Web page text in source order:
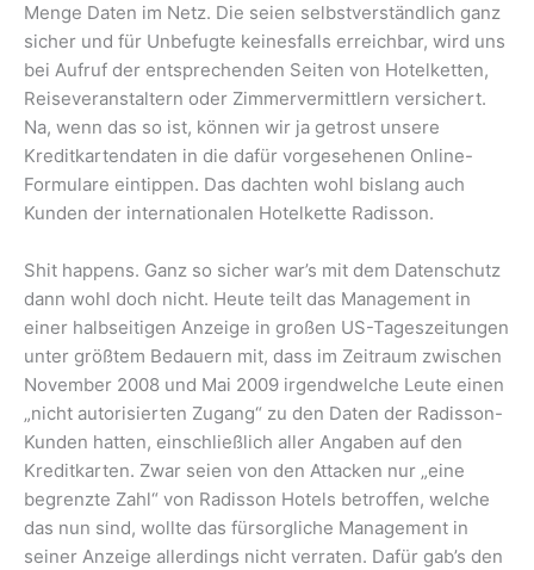
Menge Daten im Netz. Die seien selbstverständlich ganz
sicher und für Unbefugte keinesfalls erreichbar, wird uns
bei Aufruf der entsprechenden Seiten von Hotelketten,
Reiseveranstaltern oder Zimmervermittlern versichert.
Na, wenn das so ist, können wir ja getrost unsere
Kreditkartendaten in die dafür vorgesehenen Online-
Formulare eintippen. Das dachten wohl bislang auch
Kunden der internationalen Hotelkette Radisson.
Shit happens. Ganz so sicher war’s mit dem Datenschutz
dann wohl doch nicht. Heute teilt das Management in
einer halbseitigen Anzeige in großen US-Tageszeitungen
unter größtem Bedauern mit, dass im Zeitraum zwischen
November 2008 und Mai 2009 irgendwelche Leute einen
„nicht autorisierten Zugang“ zu den Daten der Radisson-
Kunden hatten, einschließlich aller Angaben auf den
Kreditkarten. Zwar seien von den Attacken nur „eine
begrenzte Zahl“ von Radisson Hotels betroffen, welche
das nun sind, wollte das fürsorgliche Management in
seiner Anzeige allerdings nicht verraten. Dafür gab’s den